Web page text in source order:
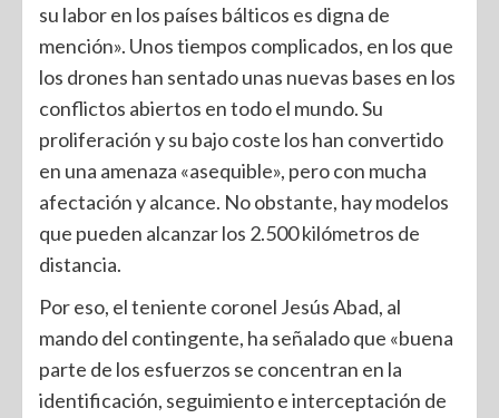
su labor en los países bálticos es digna de
mención». Unos tiempos complicados, en los que
los drones han sentado unas nuevas bases en los
conflictos abiertos en todo el mundo. Su
proliferación y su bajo coste los han convertido
en una amenaza «asequible», pero con mucha
afectación y alcance. No obstante, hay modelos
que pueden alcanzar los 2.500 kilómetros de
distancia.
Por eso, el teniente coronel Jesús Abad, al
mando del contingente, ha señalado que «buena
parte de los esfuerzos se concentran en la
identificación, seguimiento e interceptación de